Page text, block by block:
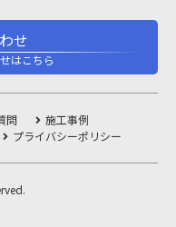
せ
はこちら
問
施工事例
プライバシーポリシー